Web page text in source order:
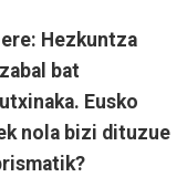
Hezkuntza
bat
Eusko
nola bizi dituzue